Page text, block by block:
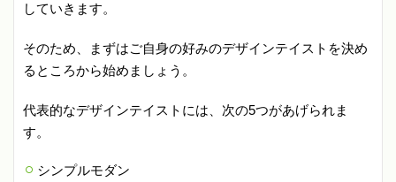
していきます。
そのため、まずはご自身の好みのデザインテイストを決め
るところから始めましょう。
代表的なデザインテイストには、次の5つがあげられま
す。
シンプルモダン